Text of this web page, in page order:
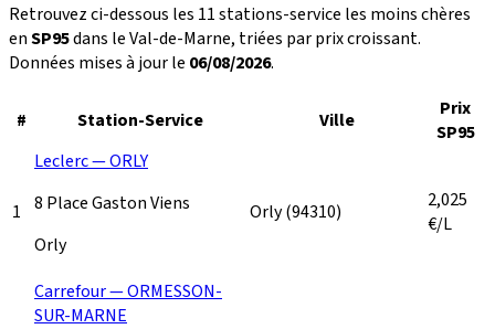
Retrouvez ci-dessous les 11 stations-service les moins chères
enSP95dans le Val-de-Marne, triées par prix croissant.
Données mises à jour le 06/08/2026.
# Station-Service Ville
Prix
SP95
1
Leclerc — ORLY
8 Place Gaston Viens
Orly
Orly(94310)
2,025
€/L
Carrefour — ORMESSON-
SUR-MARNE